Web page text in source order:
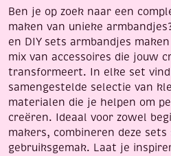
Ben je op zoek naar een
maken van unieke
en DIY sets armbandjes
mix van accessoires die jouw
transformeert. In elke set vind
samengestelde selectie van
materialen die je helpen om
creëren. Ideaal voor zowel
makers, combineren deze
gebruiksgemak. Laat je